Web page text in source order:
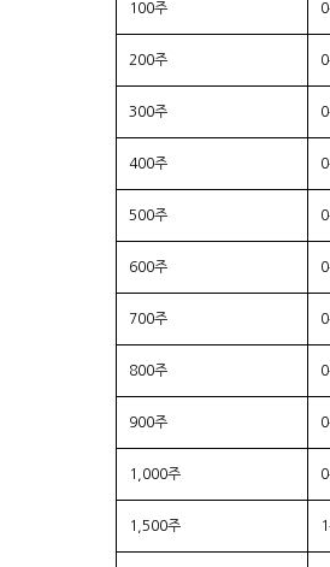
100주
200주
300주
400주
500주
600주
700주
800주
900주
1,000주
1,500주